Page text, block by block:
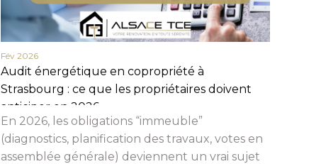
Fév 2026
Audit énergétique en copropriété à
Strasbourg : ce que les propriétaires doivent
anticiper en 2026
En 2026, les obligations “immeuble”
(diagnostics, planification des travaux, votes en
assemblée générale) deviennent un vrai sujet